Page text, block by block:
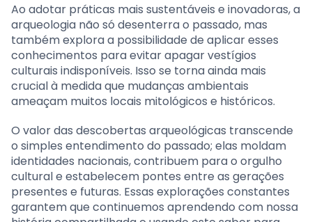
Ao adotar práticas mais sustentáveis e inovadoras, a
arqueologia não só desenterra o passado, mas
também explora a possibilidade de aplicar esses
conhecimentos para evitar apagar vestígios
culturais indisponíveis. Isso se torna ainda mais
crucial à medida que mudanças ambientais
ameaçam muitos locais mitológicos e históricos.
O valor das descobertas arqueológicas transcende
o simples entendimento do passado; elas moldam
identidades nacionais, contribuem para o orgulho
cultural e estabelecem pontes entre as gerações
presentes e futuras. Essas explorações constantes
garantem que continuemos aprendendo com nossa